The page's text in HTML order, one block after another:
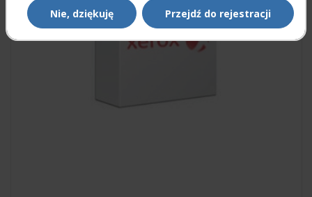
Nie, dziękuję Przejdź do rejestracji